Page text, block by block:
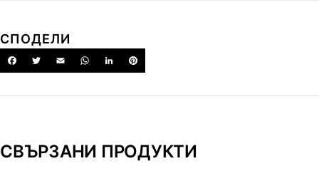
СПОДЕЛИ
СВЪРЗАНИ ПРОДУКТИ